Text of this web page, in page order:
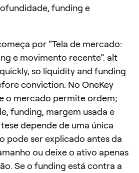
funding e
por “Tela de mercado:
e movimento recente”. alt
so liquidity and funding
conviction. No OneKey
o mercado permite ordem;
funding, margem usada e
depende de uma única
pode ser explicado antes da
ou deixe o ativo apenas
Se o funding está contra a